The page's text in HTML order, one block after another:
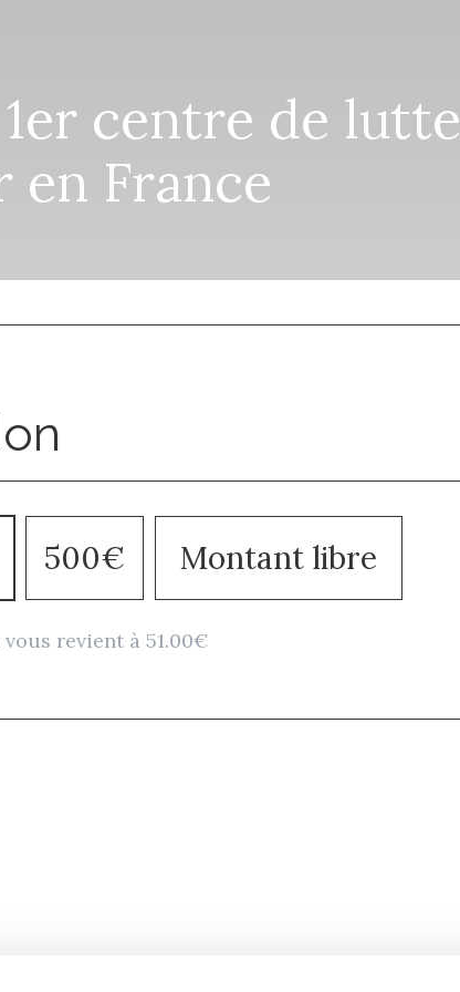
centre de lutte
en France
500€ Montant libre
revient à 51.00€